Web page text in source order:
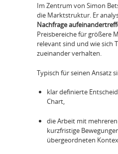
Im Zentrum von Simon
die Marktstruktur. Er
Nachfrage
Preisbereiche für größere
relevant sind und wie sich
zueinander verhalten.
Typisch für seinen Ansatz
klar definierte
Chart,
die Arbeit mit
kurzfristige
übergeordneten